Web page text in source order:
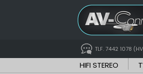
TLF. 7442 1078
HIFI STEREO